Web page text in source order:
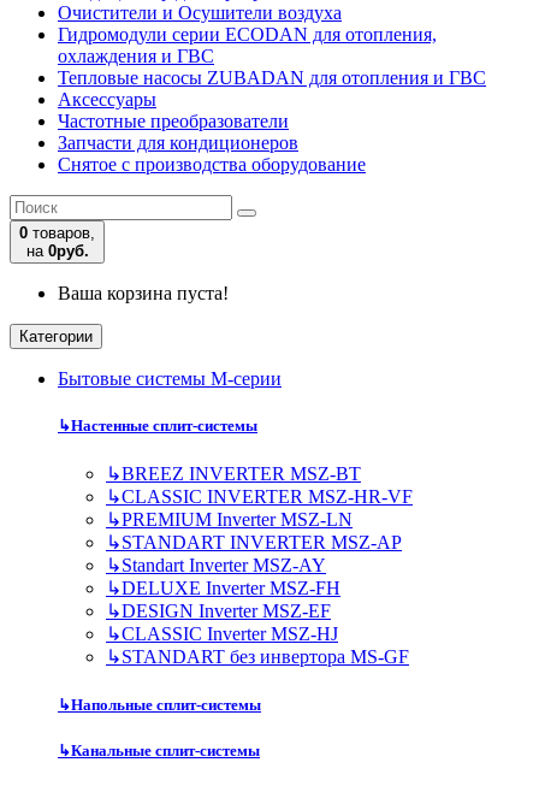
Очистители и Осушители воздуха
Гидромодули серии ECODAN для отопления,
охлаждения и ГВС
Тепловые насосы ZUBADAN для отопления и ГВС
Аксесcуары
Частотные преобразователи
Запчасти для кондиционеров
Снятое с производства оборудование
0 товаров,
на 0руб.
Ваша корзина пуста!
Категории
Бытовые системы M-серии
↳Настенные сплит-системы
↳BREEZ INVERTER MSZ-BT
↳CLASSIC INVERTER MSZ-HR-VF
↳PREMIUM Inverter MSZ-LN
↳STANDART INVERTER MSZ-AP
↳Standart Inverter MSZ-AY
↳DELUXE Inverter MSZ-FH
↳DESIGN Inverter MSZ-EF
↳CLASSIC Inverter MSZ-HJ
↳STANDART без инвертора MS-GF
↳Напольные сплит-системы
↳Канальные сплит-системы